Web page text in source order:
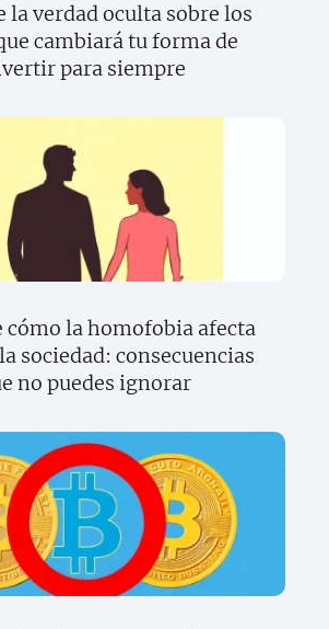
la verdad oculta sobre los
cambiará tu forma de
para siempre
cómo la homofobia afecta
sociedad: consecuencias
no puedes ignorar